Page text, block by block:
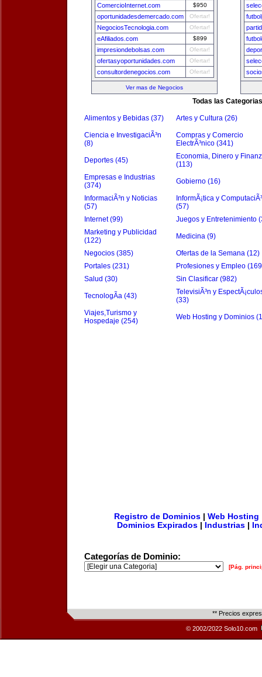
ComercioInternet.com $950
oportunidadesdemercado.com Ofertar!
NegociosTecnologia.com Ofertar!
eAfiliados.com $899
impresiondebolsas.com Ofertar!
ofertasyoportunidades.com Ofertar!
consultordenegocios.com Ofertar!
Ver mas de Negocios
Todas las Categorias
Alimentos y Bebidas (37) Artes y Cultura (26)
Ciencia e InvestigaciÃ³n
(8)
Compras y Comercio
ElectrÃ³nico (341)
Deportes (45)
Economia, Dinero y
(113)
Empresas e Industrias
(374)
Gobierno (16)
InformaciÃ³n y Noticias
(57)
InformÃ¡tica y
(57)
Internet (99)
Juegos y Entretenimiento
Marketing y Publicidad
(122)
Medicina (9)
Negocios (385)
Ofertas de la Semana (12)
Portales (231)
Profesiones y Empleo
Salud (30)
Sin Clasificar (982)
TecnologÃ­a (43)
TelevisiÃ³n y
(33)
Viajes,Turismo y
Hospedaje (254)
Web Hosting y Dominios
Registro de Dominios| Web Hosting
Dominios Expirados
Industrias
Categorías de Dominio:
[Pág.
** Precios
© 2002/2022 Solo10.com